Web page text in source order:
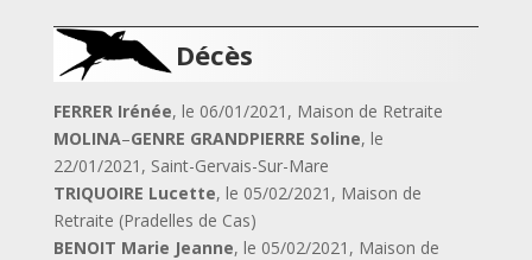
Décès
FERRER Irénée, le 06/01/2021, Maison de Retraite
MOLINA–GENRE GRANDPIERRE Soline, le
22/01/2021, Saint-Gervais-Sur-Mare
TRIQUOIRE Lucette, le 05/02/2021, Maison de
Retraite (Pradelles de Cas)
BENOIT Marie Jeanne, le 05/02/2021, Maison de